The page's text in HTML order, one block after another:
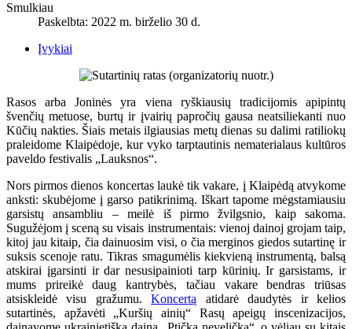
Smulkiau
Paskelbta: 2022 m. birželio 30 d.
Įvykiai
Rasos arba Joninės yra viena ryškiausių tradicijomis apipintų
švenčių metuose, burtų ir įvairių papročių gausa neatsiliekanti nuo
Kūčių nakties. Šiais metais ilgiausias metų dienas su dalimi ratiliokų
praleidome Klaipėdoje, kur vyko tarptautinis nematerialaus kultūros
paveldo festivalis „Lauksnos“.
Nors pirmos dienos koncertas laukė tik vakare, į Klaipėdą atvykome
anksti: skubėjome į garso patikrinimą. Iškart tapome mėgstamiausiu
garsistų ansambliu – meilė iš pirmo žvilgsnio, kaip sakoma.
Sugužėjom į sceną su visais instrumentais: vienoj dainoj grojam taip,
kitoj jau kitaip, čia dainuosim visi, o čia merginos giedos sutartinę ir
suksis scenoje ratu. Tikras smagumėlis kiekvieną instrumentą, balsą
atskirai įgarsinti ir dar nesusipainioti tarp kūrinių. Ir garsistams, ir
mums prireikė daug kantrybės, tačiau vakare bendras triūsas
atsiskleidė visu gražumu.Koncertą atidarė daudytės ir kelios
sutartinės, apžavėti „Kuršių ainių“ Rasų apeigų inscenizacijos,